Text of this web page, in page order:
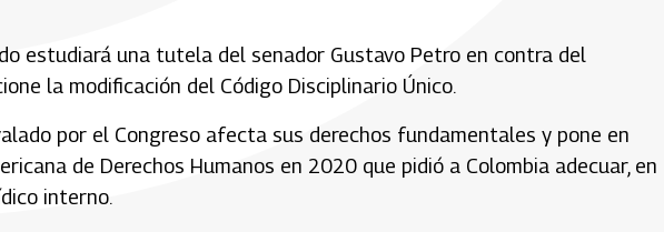
estudiará una tutela del senador Gustavo Petro en contra del
la modificación del Código Disciplinario Único.
por el Congreso afecta sus derechos fundamentales y pone en
de Derechos Humanos en 2020 que pidió a Colombia adecuar, en
interno.